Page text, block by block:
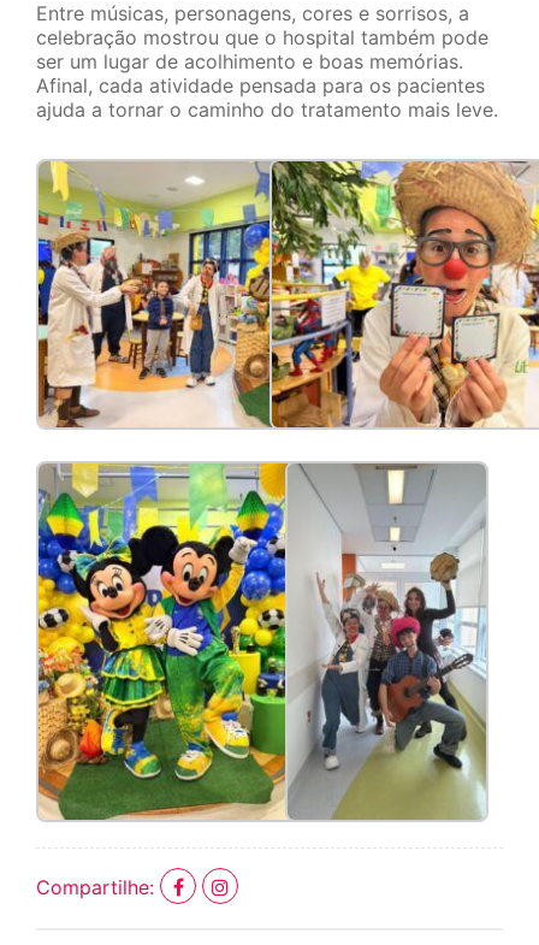
Entre músicas, personagens, cores e sorrisos, a
celebração mostrou que o hospital também pode
ser um lugar de acolhimento e boas memórias.
Afinal, cada atividade pensada para os pacientes
ajuda a tornar o caminho do tratamento mais leve.
Compartilhe: